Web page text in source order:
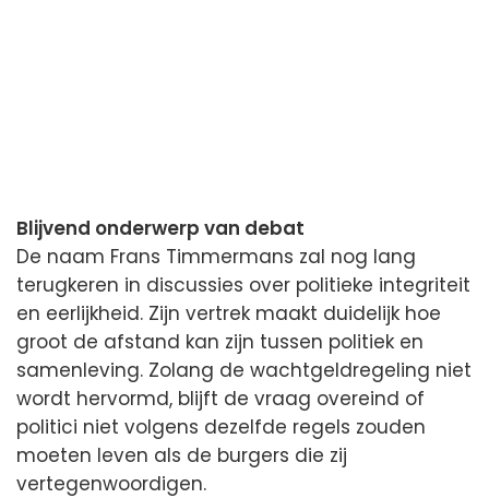
Blijvend onderwerp van debat
De naam Frans Timmermans zal nog lang
terugkeren in discussies over politieke integriteit
en eerlijkheid. Zijn vertrek maakt duidelijk hoe
groot de afstand kan zijn tussen politiek en
samenleving. Zolang de wachtgeldregeling niet
wordt hervormd, blijft de vraag overeind of
politici niet volgens dezelfde regels zouden
moeten leven als de burgers die zij
vertegenwoordigen.